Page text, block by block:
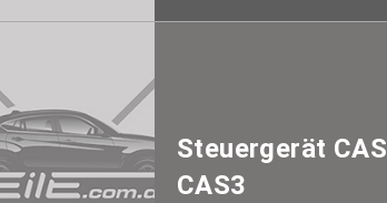
Steuergerät CAS
CAS3